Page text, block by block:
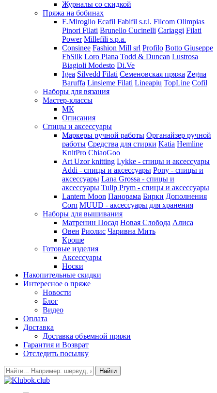
Журналы со скидкой
Пряжа на бобинах
E.Miroglio Ecafil Fabifil s.r.l. Filcom Olimpias
Pinori Filati Brunello Cucinelli Cariaggi Filati
Power Millefili s.p.a.
Consinee Fashion Mill srl Profilo Botto Giuseppe
FbSilk Loro Piana Todd & Duncan Lustrosa
Biagioli Modesto Di.Ve
Igea Silvedd Filati Семеновская пряжа Zegna
Baruffa Linsieme Filati Lineapiu TopLine Cofil
Наборы для вязания
Мастер-классы
МК
Описания
Спицы и аксессуары
Маркеры ручной работы Органайзер ручной
работы Средства для стирки Katia Hemline
KnitPro ChiaoGoo
Art Uzor knitting Lykke - спицы и аксессуары
Addi - спицы и аксессуары Pony - спицы и
аксессуары Lana Grossa - спицы и
аксессуары Tulip Prym - спицы и аксессуары
Lantern Moon Панорама Бирки Дополнения
Corn MUUD - аксессуары для хранения
Наборы для вышивания
Матренин Посад Новая Слобода Алиса
Овен Риолис Чаривна Мить
Кроше
Готовые изделия
Аксессуары
Носки
Накопительные скидки
Интересное о пряже
Новости
Блог
Видео
Оплата
Доставка
Доставка объемной пряжи
Гарантия и Возврат
Отследить посылку
Найти